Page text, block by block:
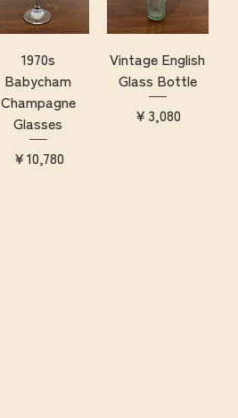
1970s
Babycham
Champagne
Glasses
価格
￥10,780
Vintage English
Glass Bottle
価格
￥3,080